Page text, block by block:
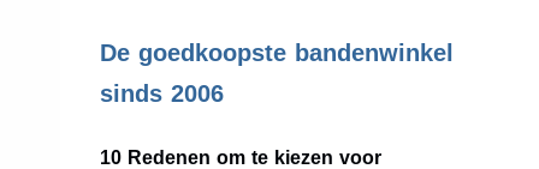
De goedkoopste bandenwinkel
sinds 2006
10 Redenen om te kiezen voor